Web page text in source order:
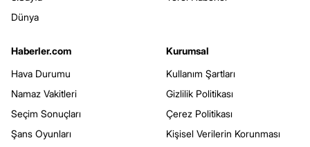
Dünya
Haberler.com
Hava Durumu
Namaz Vakitleri
Seçim Sonuçları
Şans Oyunları
Kurumsal
Kullanım Şartları
Gizlilik Politikası
Çerez Politikası
Kişisel Verilerin Korunması